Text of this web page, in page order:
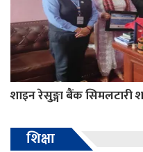
शाइन रेसुङ्गा बैंक सिमलटारी
शिक्षा